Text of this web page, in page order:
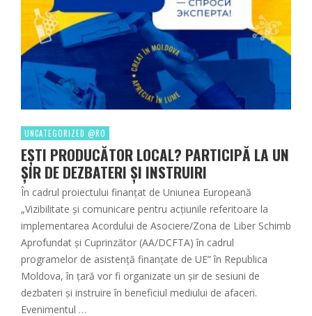
UNCATEGORIZED @RO
EȘTI PRODUCĂTOR LOCAL? PARTICIPĂ LA UN
ȘIR DE DEZBATERI ȘI INSTRUIRI
În cadrul proiectului finanțat de Uniunea Europeană
„Vizibilitate și comunicare pentru acțiunile referitoare la
implementarea Acordului de Asociere/Zona de Liber Schimb
Aprofundat și Cuprinzător (AA/DCFTA) în cadrul
programelor de asistență finanțate de UE” în Republica
Moldova, în țară vor fi organizate un șir de sesiuni de
dezbateri și instruire în beneficiul mediului de afaceri.
Evenimentul …